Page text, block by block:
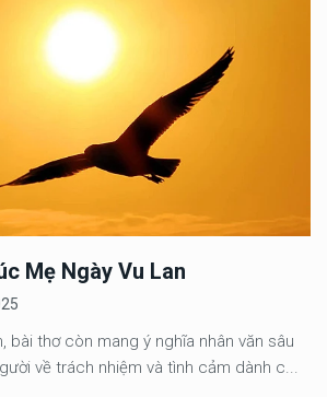
Mẹ Ngày Vu Lan
bài thơ còn mang ý nghĩa nhân văn sâu
về trách nhiệm và tình cảm dành c...